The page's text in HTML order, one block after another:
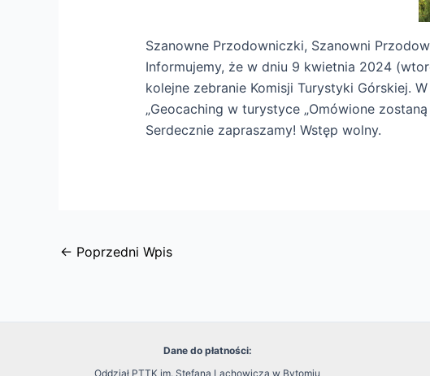
Szanowne Przodowniczki, Szanowni
Informujemy, że w dniu 9 kwietnia 2024
kolejne zebranie Komisji Turystyki Górskiej.
„Geocaching w turystyce „Omówione
Serdecznie zapraszamy! Wstęp wolny.
← Poprzedni Wpis
Dane do płatności:
Oddział PTTK im. Stefana Lachowicza w Bytomiu